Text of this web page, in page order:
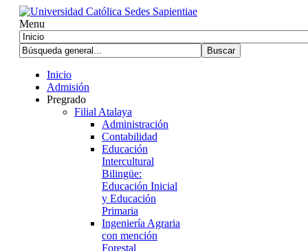
Menu
Inicio
Admisión
Pregrado
Filial Atalaya
Administración
Contabilidad
Educación
Intercultural
Bilingüe:
Educación Inicial
y Educación
Primaria
Ingeniería Agraria
con mención
Forestal